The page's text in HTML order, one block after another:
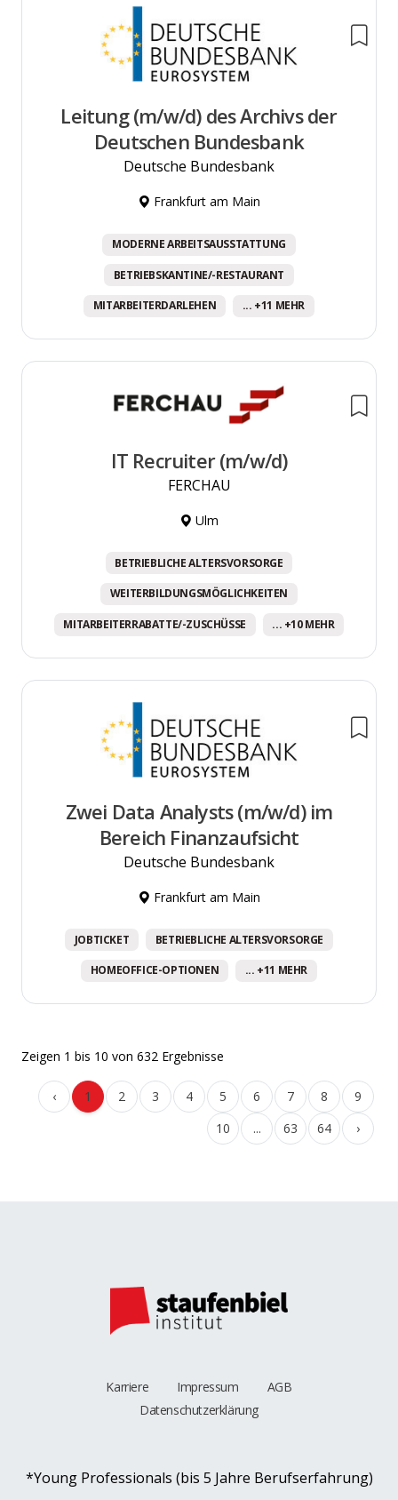
Leitung (m/w/d) des Archivs der
Deutschen Bundesbank
Deutsche Bundesbank
Frankfurt am Main
MODERNE ARBEITSAUSSTATTUNG
BETRIEBSKANTINE/-RESTAURANT
MITARBEITERDARLEHEN ... +11 MEHR
IT Recruiter (m/w/d)
FERCHAU
Ulm
BETRIEBLICHE ALTERSVORSORGE
WEITERBILDUNGSMÖGLICHKEITEN
MITARBEITERRABATTE/-ZUSCHÜSSE ... +10 MEHR
Zwei Data Analysts (m/w/d) im
Bereich Finanzaufsicht
Deutsche Bundesbank
Frankfurt am Main
JOBTICKET BETRIEBLICHE ALTERSVORSORGE
HOMEOFFICE-OPTIONEN ... +11 MEHR
Zeigen 1 bis 10 von 632 Ergebnisse
‹ 1 2 3 4 5 6 7 8
9
10
... 63 64 ›
Karriere Impressum
AGB
Datenschutzerklärung
*Young Professionals (bis 5 Jahre Berufserfahrung)